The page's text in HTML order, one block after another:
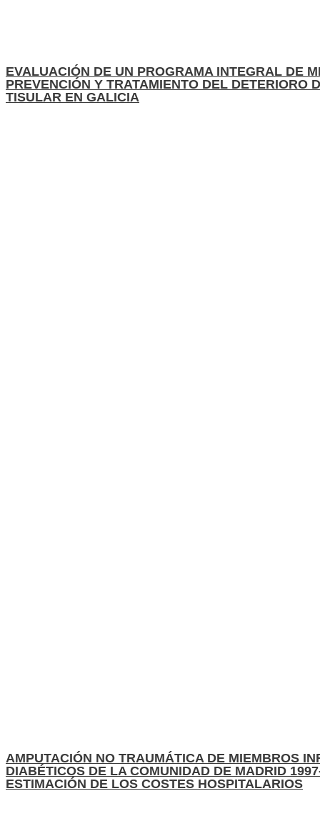
EVALUACIÓN DE UN PROGRAMA INTEGRAL DE
PREVENCIÓN Y TRATAMIENTO DEL DETERIORO
TISULAR EN GALICIA
AMPUTACIÓN NO TRAUMÁTICA DE MIEMBROS
DIABÉTICOS DE LA COMUNIDAD DE MADRID
ESTIMACIÓN DE LOS COSTES HOSPITALARIOS